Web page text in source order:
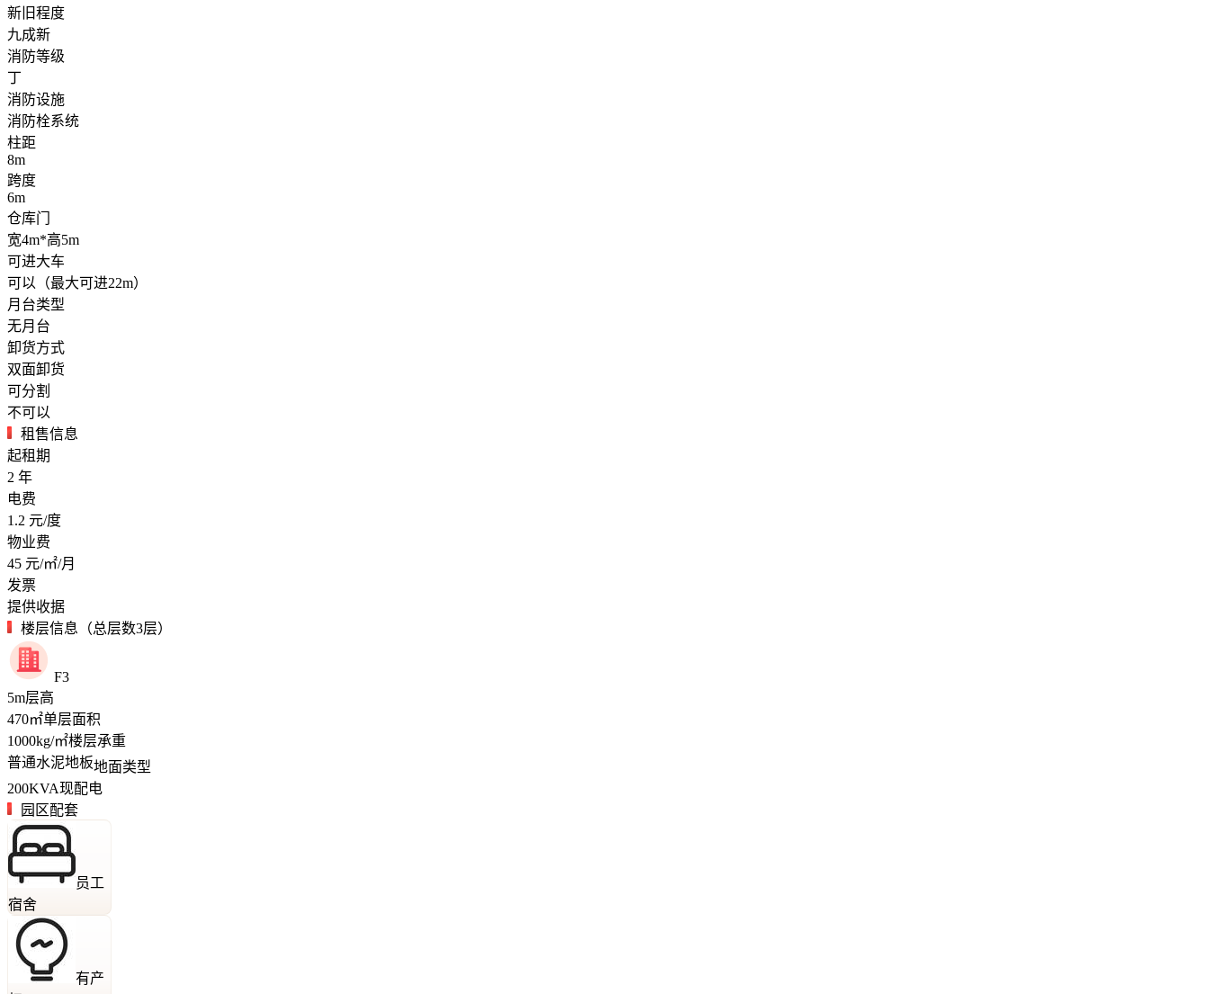
新旧程度
九成新
消防等级
丁
消防设施
消防栓系统
柱距
8m
跨度
6m
仓库门
宽4m*高5m
可进大车
可以（最大可进22m）
月台类型
无月台
卸货方式
双面卸货
可分割
不可以
租售信息
起租期
2 年
电费
1.2 元/度
物业费
45 元/㎡/月
发票
提供收据
楼层信息（总层数3层）
F3
5m层高
470㎡单层面积
1000kg/㎡楼层承重
普通水泥地板地面类型
200KVA现配电
园区配套
员工
宿舍
有产